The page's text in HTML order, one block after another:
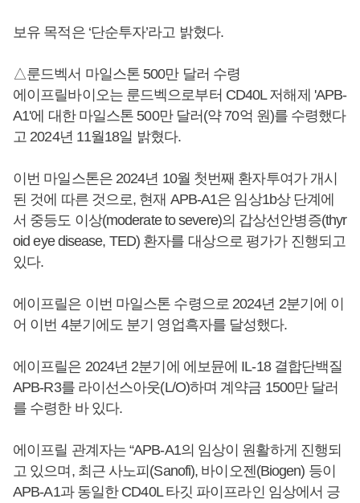
보유 목적은 ‘단순투자’라고 밝혔다.
△룬드벡서 마일스톤 500만 달러 수령
에이프릴바이오는 룬드벡으로부터 CD40L 저해제 'APB-
A1'에 대한 마일스톤 500만 달러(약 70억 원)를 수령했다
고 2024년 11월18일 밝혔다.
이번 마일스톤은 2024년 10월 첫번째 환자투여가 개시
된 것에 따른 것으로, 현재 APB-A1은 임상1b상 단계에
서 중등도 이상(moderate to severe)의 갑상선안병증(thyr
oid eye disease, TED) 환자를 대상으로 평가가 진행되고
있다.
에이프릴은 이번 마일스톤 수령으로 2024년 2분기에 이
어 이번 4분기에도 분기 영업흑자를 달성했다.
에이프릴은 2024년 2분기에 에보뮨에 IL-18 결합단백질
APB-R3를 라이선스아웃(L/O)하며 계약금 1500만 달러
를 수령한 바 있다.
에이프릴 관계자는 “APB-A1의 임상이 원활하게 진행되
고 있으며, 최근 사노피(Sanofi), 바이오젠(Biogen) 등이
APB-A1과 동일한 CD40L 타깃 파이프라인 임상에서 긍